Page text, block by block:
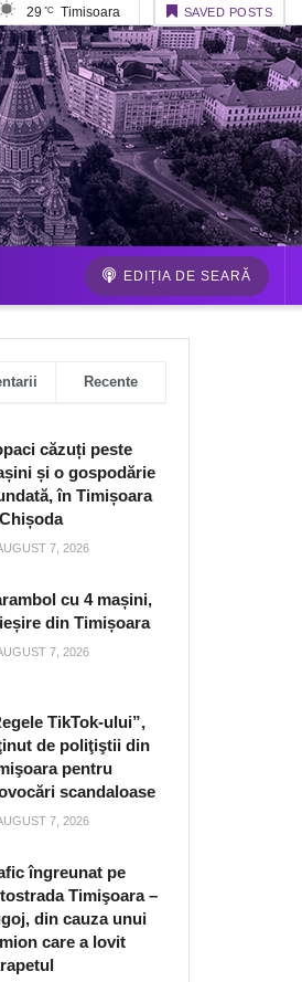
29 °C Timisoara SAVED POSTS
EDIȚIA DE SEARĂ
Recente
căzuți peste
și o gospodărie
în Timișoara
7, 2026
cu 4 mașini,
din Timișoara
7, 2026
TikTok-ului”,
de poliţiştii din
pentru
scandaloase
7, 2026
îngreunat pe
Timişoara –
din cauza unui
care a lovit